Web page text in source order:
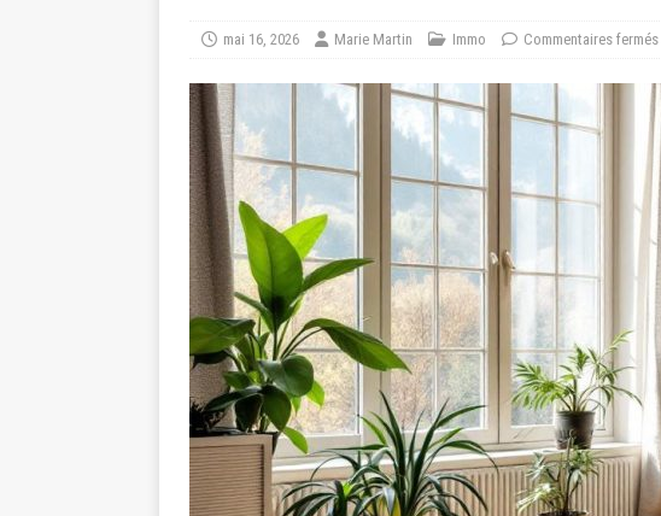
mai 16, 2026 Marie Martin Immo Commentaires fermés